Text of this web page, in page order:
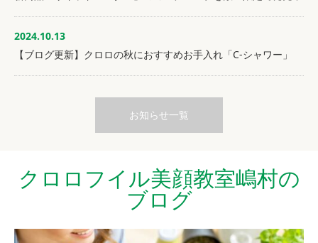
2024.10.13
【ブログ更新】クロロの秋におすすめお手入れ「C-シャワー」
お知らせ一覧
クロロフイル美顔教室嶋村の
ブログ